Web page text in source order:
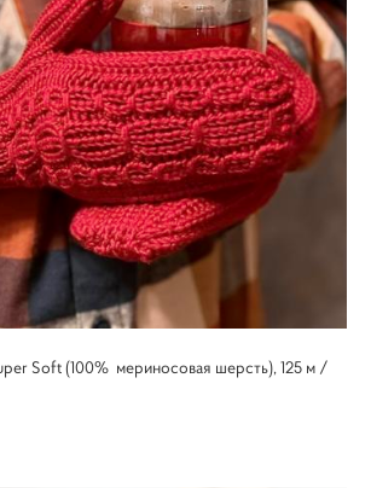
Soft (100% мериносовая шерсть), 125 м /